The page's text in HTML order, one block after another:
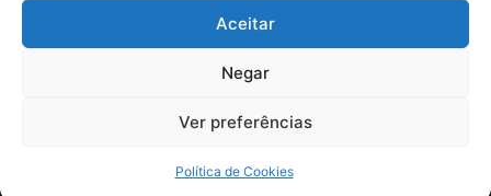
Aceitar
Negar
Ver preferências
Política de Cookies
Política de Privacidade
Termos e Condições
© Copyright - PapoGeek 2024